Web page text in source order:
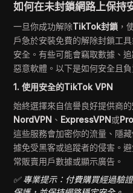
如何在未封鎖網路上保持
一旦你成功解除TikTok封鎖 ，
戶急於安裝免費的解除封鎖工
安全。有些可能會竊取數據、
惡意軟體。以下是如何安全且
1. 使用安全的TikTok VPN
始終選擇來自信譽良好提供商的
NordVPN 、 ExpressVPN或
這些服務會加密你的流量、隱
據免受黑客或追蹤者的侵害。
常販賣用戶數據或顯示廣告。
✅ 專業提示：付費購買經過驗